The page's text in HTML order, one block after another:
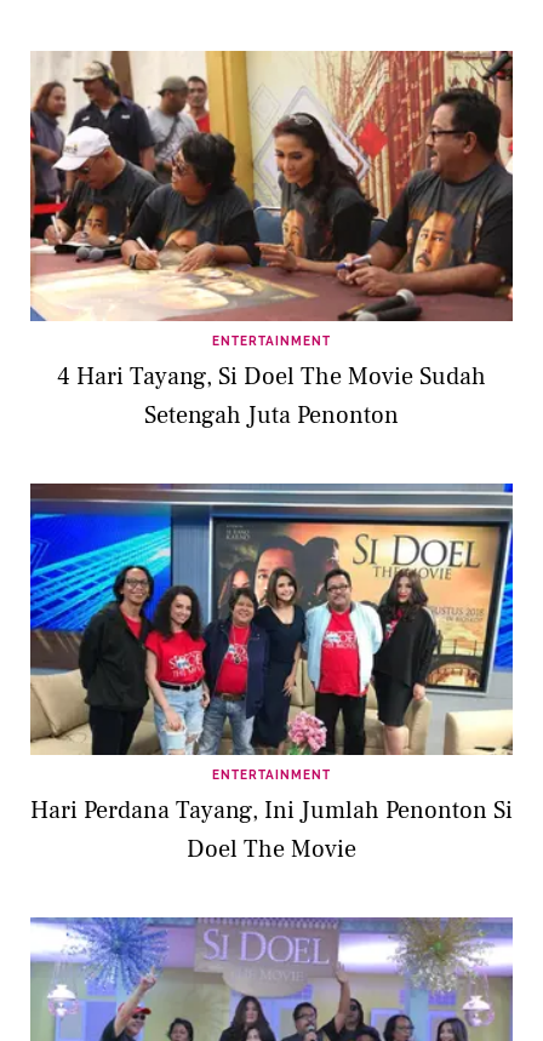
ENTERTAINMENT
4 Hari Tayang, Si Doel The Movie Sudah
Setengah Juta Penonton
ENTERTAINMENT
Hari Perdana Tayang, Ini Jumlah Penonton Si
Doel The Movie